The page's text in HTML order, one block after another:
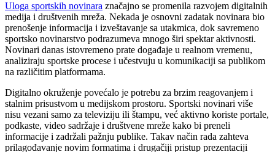
Uloga sportskih novinara značajno se promenila razvojem digitalnih
medija i društvenih mreža. Nekada je osnovni zadatak novinara bio
prenošenje informacija i izveštavanje sa utakmica, dok savremeno
sportsko novinarstvo podrazumeva mnogo širi spektar aktivnosti.
Novinari danas istovremeno prate događaje u realnom vremenu,
analiziraju sportske procese i učestvuju u komunikaciji sa publikom
na različitim platformama.
Digitalno okruženje povećalo je potrebu za brzim reagovanjem i
stalnim prisustvom u medijskom prostoru. Sportski novinari više
nisu vezani samo za televiziju ili štampu, već aktivno koriste portale,
podkaste, video sadržaje i društvene mreže kako bi preneli
informacije i zadržali pažnju publike. Takav način rada zahteva
prilagođavanje novim formatima i drugačiji pristup prezentaciji